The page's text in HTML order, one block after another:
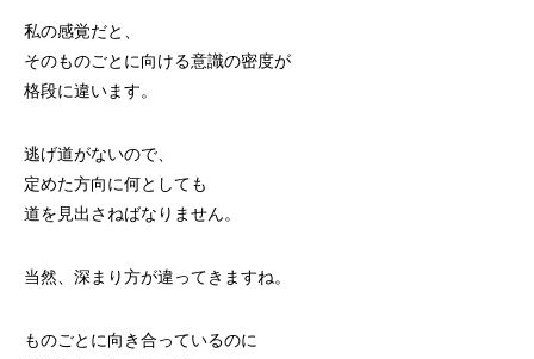
私の感覚だと、
そのものごとに向ける意識の密度が
格段に違います。
逃げ道がないので、
定めた方向に何としても
道を見出さねばなりません。
当然、深まり方が違ってきますね。
ものごとに向き合っているのに